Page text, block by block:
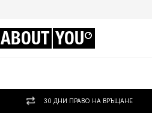
ABOUT YOU
30 ДНИ ПРАВО НА ВРЪЩАНЕ